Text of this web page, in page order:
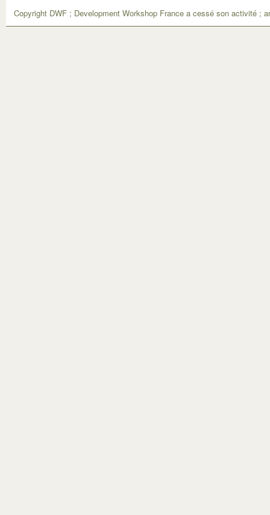
Copyright DWF ; Development Workshop France a cessé son activité ;